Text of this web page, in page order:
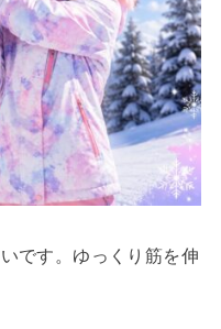
です。ゆっくり筋を伸